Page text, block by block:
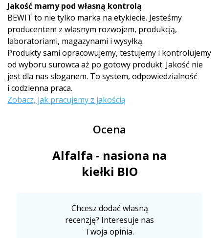
Jakość mamy pod własną kontrolą
BEWIT to nie tylko marka na etykiecie. Jesteśmy
producentem z własnym rozwojem, produkcją,
laboratoriami, magazynami i wysyłką.
Produkty sami opracowujemy, testujemy i kontrolujemy
od wyboru surowca aż po gotowy produkt. Jakość nie
jest dla nas sloganem. To system, odpowiedzialność
i codzienna praca.
Zobacz, jak pracujemy z jakością
Ocena
Alfalfa - nasiona na
kiełki BIO
Chcesz dodać własną
recenzję? Interesuje nas
Twoja opinia.